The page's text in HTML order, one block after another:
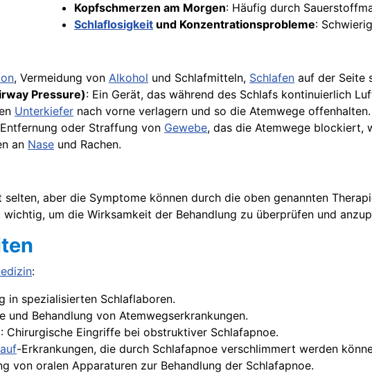
Kopfschmerzen am Morgen: Häufig durch
Schlaflosigkeit und Konzentrationsprobleme:
, Vermeidung von Alkohol und Schlafmitteln, Schlafen auf der Seite
Pressure): Ein Gerät, das während des Schlafs kontinuierlich
Unterkiefer nach vorne verlagern und so die Atemwege offenhalten.
oder Straffung von Gewebe, das die Atemwege blockiert,
an Nase und Rachen.
aber die Symptome können durch die oben genannten
um die Wirksamkeit der Behandlung zu überprüfen und
:
in spezialisierten Schlaflaboren.
und Behandlung von Atemwegserkrankungen.
: Chirurgische Eingriffe bei obstruktiver Schlafapnoe.
-Erkrankungen, die durch Schlafapnoe verschlimmert werden
von oralen Apparaturen zur Behandlung der Schlafapnoe.